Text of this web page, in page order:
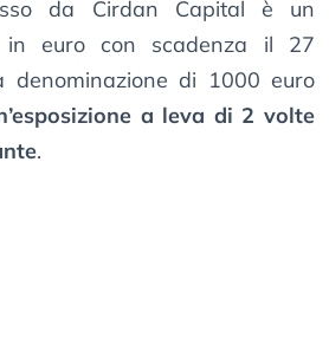
da Cirdan Capital è un
in euro con scadenza il 27
denominazione di 1000 euro
a leva di 2 volte
.